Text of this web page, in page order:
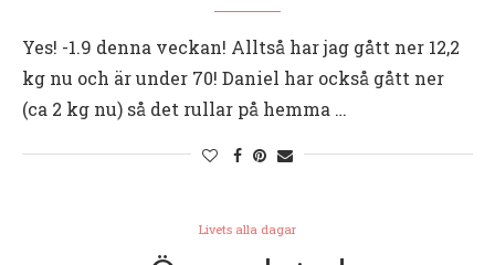
Yes! -1.9 denna veckan! Alltså har jag gått ner 12,2
kg nu och är under 70! Daniel har också gått ner
(ca 2 kg nu) så det rullar på hemma …
Livets alla dagar